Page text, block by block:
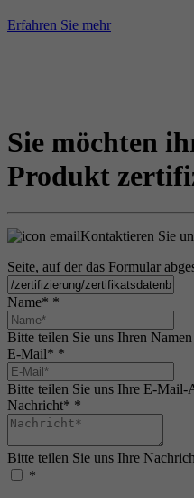
Erfahren Sie mehr
Sie möchten
Produkt
Kontaktieren Sie
Seite, auf der das Formular
Name* *
Bitte teilen Sie uns Ihren
E-Mail* *
Bitte teilen Sie uns Ihre E-Mail-
Nachricht* *
Bitte teilen Sie uns Ihre
*